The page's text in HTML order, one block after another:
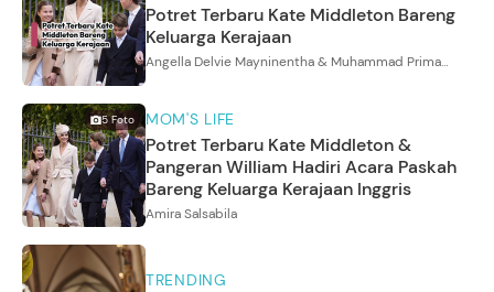
Potret Terbaru Kate Middleton Bareng
Keluarga Kerajaan
Angella Delvie Mayninentha & Muhammad Prima
5Foto MOM'S LIFE
Potret Terbaru Kate Middleton &
Pangeran William Hadiri Acara Paskah
Bareng Keluarga Kerajaan Inggris
Amira Salsabila
TRENDING